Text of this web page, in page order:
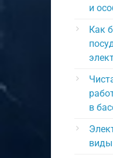
и
Как
в
виды